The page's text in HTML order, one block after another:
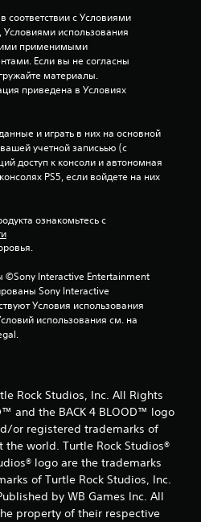
соответствии с Условиями
использования
применимыми
Если вы не согласны
материалы.
приведена в Условиях
и играть в них на основной
учетной записьью (с
доступ к консоли и автономная
PS5, если войдете на них
ознакомьтесь с
Interactive Entertainment
Sony Interactive
Условия использования
использования см. на
Rock Studios, Inc. All Rights
and the BACK 4 BLOOD™ logo
or registered trademarks of
world. Turtle Rock Studios®
logo are the trademarks
of Turtle Rock Studios, Inc.
by WB Games Inc. All
property of their respective